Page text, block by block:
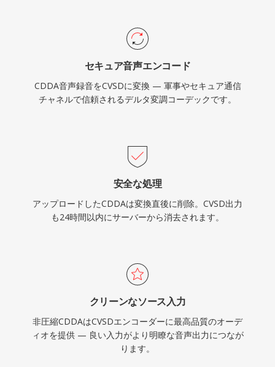
セキュア音声エンコード
CDDA音声録音をCVSDに変換 — 軍事やセキュア通信
チャネルで信頼されるデルタ変調コーデックです。
安全な処理
アップロードしたCDDAは変換直後に削除。CVSD出力
も24時間以内にサーバーから消去されます。
クリーンなソース入力
非圧縮CDDAはCVSDエンコーダーに最高品質のオーデ
ィオを提供 — 良い入力がより明瞭な音声出力につなが
ります。